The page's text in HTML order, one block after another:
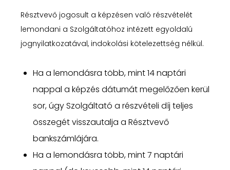
Résztvevő jogosult a képzésen való részvételét
lemondani a Szolgáltatóhoz intézett egyoldalú
jognyilatkozatával, indokolási kötelezettség nélkül.
Ha a lemondásra több, mint 14 naptári
nappal a képzés dátumát megelőzően kerül
sor, úgy Szolgáltató a részvételi díj teljes
összegét visszautalja a Résztvevő
bankszámlájára.
Ha a lemondásra több, mint 7 naptári